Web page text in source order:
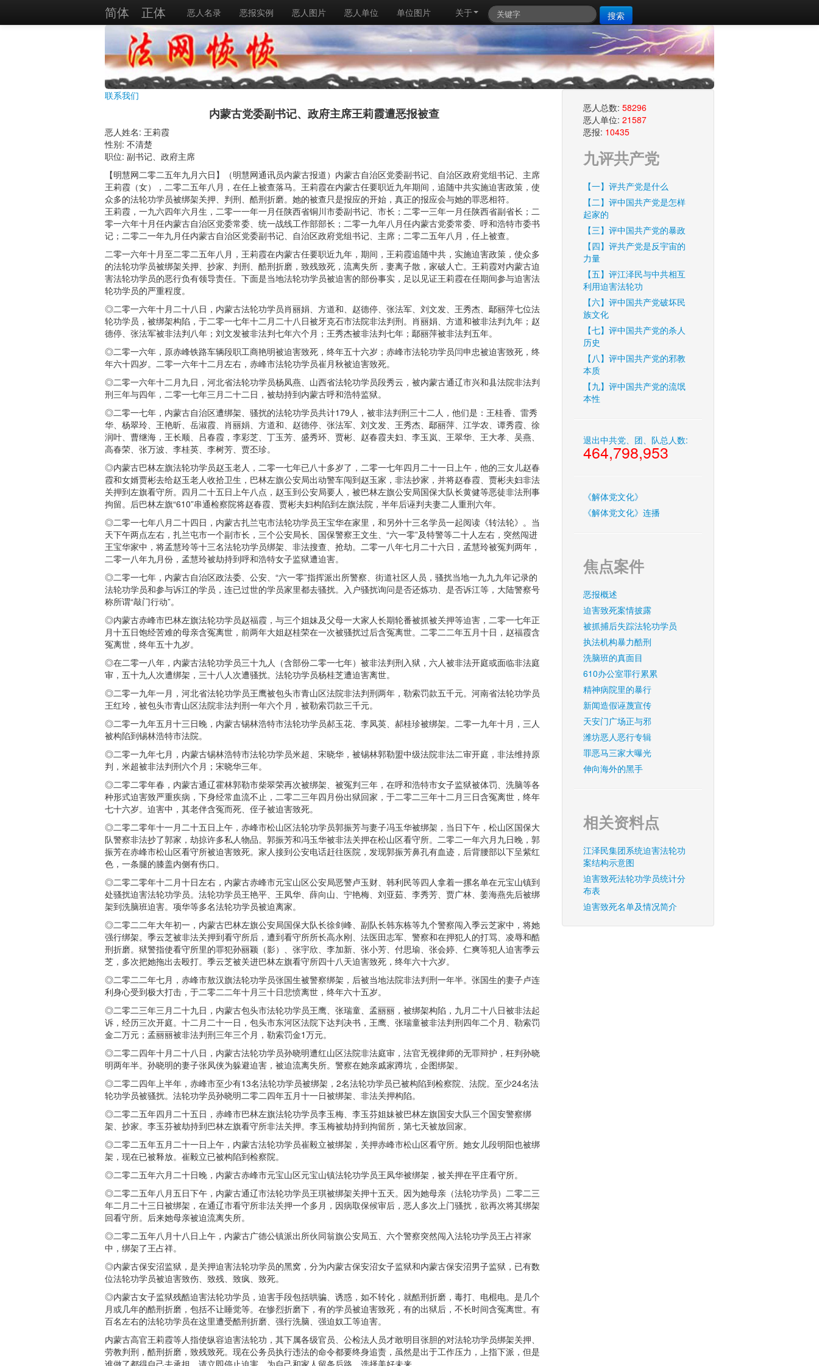
简体 正体 恶人名录 恶报实例 恶人图片 恶人单位 单位图片 搜索
关于
联系我们
内蒙古党委副书记、政府主席王莉霞遭恶报被查
恶人姓名: 王莉霞
性别: 不清楚
职位: 副书记、政府主席
【明慧网二零二五年九月六日】（明慧网通讯员内蒙古报道）内蒙古自治区党委副书记、自治区政府党组书记、主席
王莉霞（女），二零二五年八月，在任上被查落马。王莉霞在内蒙古任要职近九年期间，追随中共实施迫害政策，使
众多的法轮功学员被绑架关押、判刑、酷刑折磨。她的被查只是报应的开始，真正的报应会与她的罪恶相符。
王莉霞，一九六四年六月生，二零一一年一月任陕西省铜川市委副书记、市长；二零一三年一月任陕西省副省长；二
零一六年十月任内蒙古自治区党委常委、统一战线工作部部长；二零一九年八月任内蒙古党委常委、呼和浩特市委书
记；二零二一年九月任内蒙古自治区党委副书记、自治区政府党组书记、主席；二零二五年八月，任上被查。
二零一六年十月至二零二五年八月，王莉霞在内蒙古任要职近九年，期间，王莉霞追随中共，实施迫害政策，使众多
的法轮功学员被绑架关押、抄家、判刑、酷刑折磨，致残致死，流离失所，妻离子散，家破人亡。王莉霞对内蒙古迫
害法轮功学员的恶行负有领导责任。下面是当地法轮功学员被迫害的部份事实，足以见证王莉霞在任期间参与迫害法
轮功学员的严重程度。
◎二零一六年十月二十八日，内蒙古法轮功学员肖丽娟、方道和、赵德停、张法军、刘文发、王秀杰、鄢丽萍七位法
轮功学员，被绑架构陷，于二零一七年十二月二十八日被牙克石市法院非法判刑。肖丽娟、方道和被非法判九年；赵
德停、张法军被非法判八年；刘文发被非法判七年六个月；王秀杰被非法判七年；鄢丽萍被非法判五年。
◎二零一六年，原赤峰铁路车辆段职工商艳明被迫害致死，终年五十六岁；赤峰市法轮功学员闫申忠被迫害致死，终
年六十四岁。二零一六年十二月左右，赤峰市法轮功学员崔月秋被迫害致死。
◎二零一六年十二月九日，河北省法轮功学员杨凤燕、山西省法轮功学员段秀云，被内蒙古通辽市兴和县法院非法判
刑三年与四年，二零一七年三月二十二日，被劫持到内蒙古呼和浩特监狱。
◎二零一七年，内蒙古自治区遭绑架、骚扰的法轮功学员共计179人，被非法判刑三十二人，他们是：王桂香、雷秀
华、杨翠玲、王艳昕、岳淑霞、肖丽娟、方道和、赵德停、张法军、刘文发、王秀杰、鄢丽萍、江学农、谭秀霞、徐
润叶、曹继海，王长顺、吕春霞，李彩芝、丁玉芳、盛秀环、贾彬、赵春霞夫妇、李玉岚、王翠华、王大孝、吴燕、
高春荣、张万波、李桂英、李树芳、贾丕珍。
◎内蒙古巴林左旗法轮功学员赵玉老人，二零一七年已八十多岁了，二零一七年四月二十一日上午，他的三女儿赵春
霞和女婿贾彬去给赵玉老人收拾卫生，巴林左旗公安局出动警车闯到赵玉家，非法抄家，并将赵春霞、贾彬夫妇非法
关押到左旗看守所。四月二十五日上午八点，赵玉到公安局要人，被巴林左旗公安局国保大队长黄健等恶徒非法刑事
拘留。后巴林左旗“610”串通检察院将赵春霞、贾彬夫妇构陷到左旗法院，半年后诬判夫妻二人重刑六年。
◎二零一七年八月二十四日，内蒙古扎兰屯市法轮功学员王宝华在家里，和另外十三名学员一起阅读《转法轮》。当
天下午两点左右，扎兰屯市一个副市长，三个公安局长、国保警察王文生、“六一零”及特警等二十人左右，突然闯进
王宝华家中，将孟慧玲等十三名法轮功学员绑架、非法搜查、抢劫。二零一八年七月二十六日，孟慧玲被冤判两年，
二零一八年九月份，孟慧玲被劫持到呼和浩特女子监狱遭迫害。
◎二零一七年，内蒙古自治区政法委、公安、“六一零”指挥派出所警察、街道社区人员，骚扰当地一九九九年记录的
法轮功学员和参与诉江的学员，连已过世的学员家里都去骚扰。入户骚扰询问是否还炼功、是否诉江等，大陆警察号
称所谓“敲门行动”。
◎内蒙古赤峰市巴林左旗法轮功学员赵福霞，与三个姐妹及父母一大家人长期轮番被抓被关押等迫害，二零一七年正
月十五日饱经苦难的母亲含冤离世，前两年大姐赵桂荣在一次被骚扰过后含冤离世。二零二二年五月十日，赵福霞含
冤离世，终年五十九岁。
◎在二零一八年，内蒙古法轮功学员三十九人（含部份二零一七年）被非法判刑入狱，六人被非法开庭或面临非法庭
审，五十九人次遭绑架，三十八人次遭骚扰。法轮功学员杨桂芝遭迫害离世。
◎二零一九年一月，河北省法轮功学员王鹰被包头市青山区法院非法判刑两年，勒索罚款五千元。河南省法轮功学员
王红玲，被包头市青山区法院非法判刑一年六个月，被勒索罚款三千元。
◎二零一九年五月十三日晚，内蒙古锡林浩特市法轮功学员郝玉花、李凤英、郝桂珍被绑架。二零一九年十月，三人
被构陷到锡林浩特市法院。
◎二零一九年七月，内蒙古锡林浩特市法轮功学员米超、宋晓华，被锡林郭勒盟中级法院非法二审开庭，非法维持原
判，米超被非法判刑六个月；宋晓华三年。
◎二零二零年春，内蒙古通辽霍林郭勒市柴翠荣再次被绑架、被冤判三年，在呼和浩特市女子监狱被体罚、洗脑等各
种形式迫害致严重疾病，下身经常血流不止，二零二三年四月份出狱回家，于二零二三年十二月三日含冤离世，终年
七十六岁。迫害中，其老伴含冤而死、侄子被迫害致死。
◎二零二零年十一月二十五日上午，赤峰市松山区法轮功学员郭振芳与妻子冯玉华被绑架，当日下午，松山区国保大
队警察非法抄了郭家，劫掠许多私人物品。郭振芳和冯玉华被非法关押在松山区看守所。二零二一年六月九日晚，郭
振芳在赤峰市松山区看守所被迫害致死。家人接到公安电话赶往医院，发现郭振芳鼻孔有血迹，后背腰部以下呈紫红
色，一条腿的膝盖内侧有伤口。
◎二零二零年十二月十日左右，内蒙古赤峰市元宝山区公安局恶警卢玉财、韩利民等四人拿着一摞名单在元宝山镇到
处骚扰迫害法轮功学员。法轮功学员王艳平、王凤华、薛向山、宁艳梅、刘亚茹、李秀芳、贾广林、姜海燕先后被绑
架到洗脑班迫害。项华等多名法轮功学员被迫离家。
◎二零二二年大年初一，内蒙古巴林左旗公安局国保大队长徐剑峰、副队长韩东栋等九个警察闯入季云芝家中，将她
强行绑架。季云芝被非法关押到看守所后，遭到看守所所长高永刚、法医田志军、警察和在押犯人的打骂、凌辱和酷
刑折磨。狱警指使看守所里的罪犯孙丽颖（影）、张宇欣、李加新、张小芳、付思瑜、张会婷、仁爽等犯人迫害季云
芝，多次把她拖出去殴打。季云芝被关进巴林左旗看守所四十八天迫害致死，终年六十六岁。
◎二零二二年七月，赤峰市敖汉旗法轮功学员张国生被警察绑架，后被当地法院非法判刑一年半。张国生的妻子卢连
利身心受到极大打击，于二零二二年十月三十日悲愤离世，终年六十五岁。
◎二零二三年三月二十九日，内蒙古包头市法轮功学员王鹰、张瑞童、孟丽丽，被绑架构陷，九月二十八日被非法起
诉，经历三次开庭。十二月二十一日，包头市东河区法院下达判决书，王鹰、张瑞童被非法判刑四年二个月、勒索罚
金二万元；孟丽丽被非法判刑三年三个月，勒索罚金1万元。
◎二零二四年十月二十八日，内蒙古法轮功学员孙晓明遭红山区法院非法庭审，法官无视律师的无罪辩护，枉判孙晓
明两年半。孙晓明的妻子张凤侠为躲避迫害，被迫流离失所。警察在她亲戚家蹲坑，企图绑架。
◎二零二四年上半年，赤峰市至少有13名法轮功学员被绑架，2名法轮功学员已被构陷到检察院、法院。至少24名法
轮功学员被骚扰。法轮功学员孙晓明二零二四年五月十一日被绑架、非法关押构陷。
◎二零二五年四月二十五日，赤峰市巴林左旗法轮功学员李玉梅、李玉芬姐妹被巴林左旗国安大队三个国安警察绑
架、抄家。李玉芬被劫持到巴林左旗看守所非法关押。李玉梅被劫持到拘留所，第七天被放回家。
◎二零二五年五月二十一日上午，内蒙古法轮功学员崔毅立被绑架，关押赤峰市松山区看守所。她女儿段明阳也被绑
架，现在已被释放。崔毅立已被构陷到检察院。
◎二零二五年六月二十日晚，内蒙古赤峰市元宝山区元宝山镇法轮功学员王凤华被绑架，被关押在平庄看守所。
◎二零二五年八月五日下午，内蒙古通辽市法轮功学员王琪被绑架关押十五天。因为她母亲（法轮功学员）二零二三
年二月二十三日被绑架，在通辽市看守所非法关押一个多月，因病取保候审后，恶人多次上门骚扰，欲再次将其绑架
回看守所。后来她母亲被迫流离失所。
◎二零二五年八月十八日上午，内蒙古广德公镇派出所伙同翁旗公安局五、六个警察突然闯入法轮功学员王占祥家
中，绑架了王占祥。
◎内蒙古保安沼监狱，是关押迫害法轮功学员的黑窝，分为内蒙古保安沼女子监狱和内蒙古保安沼男子监狱，已有数
位法轮功学员被迫害致伤、致残、致疯、致死。
◎内蒙古女子监狱残酷迫害法轮功学员，迫害手段包括哄骗、诱惑，如不转化，就酷刑折磨，毒打、电棍电。是几个
月或几年的酷刑折磨，包括不让睡觉等。在惨烈折磨下，有的学员被迫害致死，有的出狱后，不长时间含冤离世。有
百名左右的法轮功学员在这里遭受酷刑折磨、强行洗脑、强迫奴工等迫害。
内蒙古高官王莉霞等人指使纵容迫害法轮功，其下属各级官员、公检法人员才敢明目张胆的对法轮功学员绑架关押、
劳教判刑，酷刑折磨，致残致死。现在公务员执行违法的命令都要终身追责，虽然是出于工作压力，上指下派，但是
谁做了都得自己去承担，请立即停止迫害，为自己和家人留条后路，选择美好未来。
恶人总数: 58296
恶人单位: 21587
恶报: 10435
九评共产党
【一】评共产党是什么
【二】评中国共产党是怎样
起家的
【三】评中国共产党的暴政
【四】评共产党是反宇宙的
力量
【五】评江泽民与中共相互
利用迫害法轮功
【六】评中国共产党破坏民
族文化
【七】评中国共产党的杀人
历史
【八】评中国共产党的邪教
本质
【九】评中国共产党的流氓
本性
退出中共党、团、队总人数:
464,798,953
《解体党文化》
《解体党文化》连播
焦点案件
恶报概述
迫害致死案情披露
被抓捕后失踪法轮功学员
执法机构暴力酷刑
洗脑班的真面目
610办公室罪行累累
精神病院里的暴行
新闻造假诬蔑宣传
天安门广场正与邪
潍坊恶人恶行专辑
罪恶马三家大曝光
伸向海外的黑手
相关资料点
江泽民集团系统迫害法轮功
案结构示意图
迫害致死法轮功学员统计分
布表
迫害致死名单及情况简介